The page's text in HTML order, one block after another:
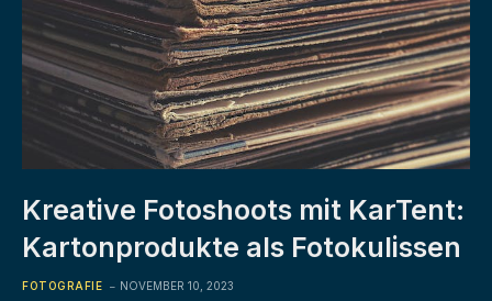
Kreative Fotoshoots mit KarTent:
Kartonprodukte als Fotokulissen
FOTOGRAFIE NOVEMBER 10, 2023